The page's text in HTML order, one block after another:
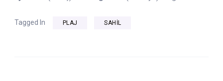
Tagged In PLAJ SAHIL